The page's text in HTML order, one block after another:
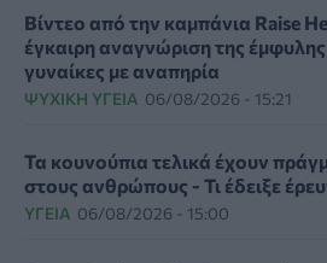
Βίντεο από την καμπάνια Raise
έγκαιρη αναγνώριση της
γυναίκες με αναπηρία
ΨΥΧΙΚΉ ΥΓΕΊΑ 06/08/2026 - 15:21
Τα κουνούπια τελικά έχουν
στους ανθρώπους - Τι έδειξε
ΥΓΕΊΑ 06/08/2026 - 15:00